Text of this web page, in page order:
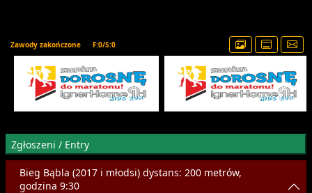
Zawody zakończone F:0/S:0
Zgłoszeni / Entry
Bieg Bąbla (2017 i młodsi) dystans: 200 metrów,
godzina 9:30